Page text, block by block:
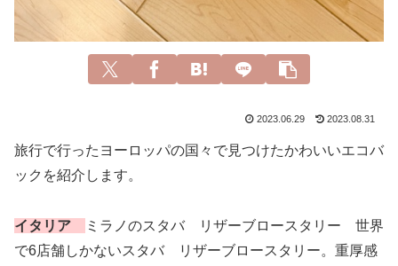
2023.06.29 2023.08.31
旅行で行ったヨーロッパの国々で見つけたかわいいエコバ
ックを紹介します。
イタリア
ミラノのスタバ リザーブロースタリー 世界
で6店舗しかないスタバ リザーブロースタリー。重厚感